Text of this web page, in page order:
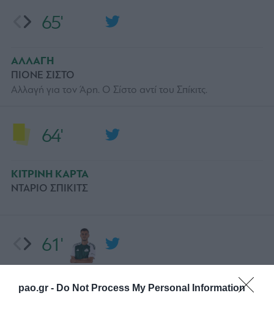
pao.gr - Do Not Process My Personal Information
61'
ΑΛΛΑΓΗ
ΑΛΕΞΑΝΤΕΡ ΓΕΡΕΜΕΓΕΦ
64'
ΚΙΤΡΙΝΗ ΚΑΡΤΑ
ΝΤΑΡΙΟ ΣΠΙΚΙΤΣ
65'
ΑΛΛΑΓΗ
ΠΙΟΝΕ ΣΙΣΤΟ
Αλλαγή για τον Άρη. Ο Σίστο αντί του Σπίκιτς.